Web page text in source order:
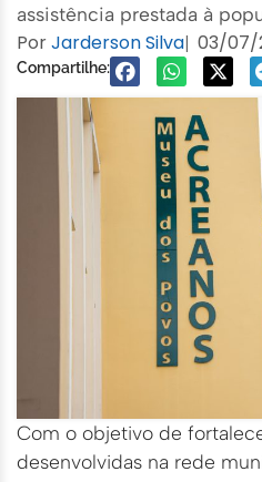
assistência prestada à
PorJarderson Silva| 03/07/
Compartilhe:
Com o objetivo de
desenvolvidas na rede